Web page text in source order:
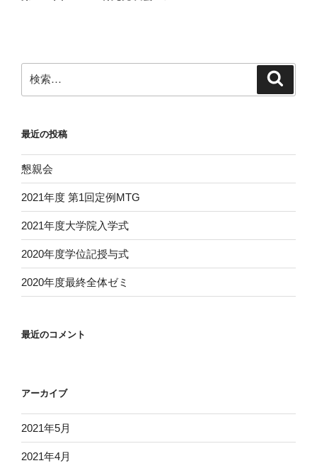
索:
最近の投稿
懇親会
2021年度 第1回定例MTG
2021年度大学院入学式
2020年度学位記授与式
2020年度最終全体ゼミ
最近のコメント
アーカイブ
2021年5月
2021年4月